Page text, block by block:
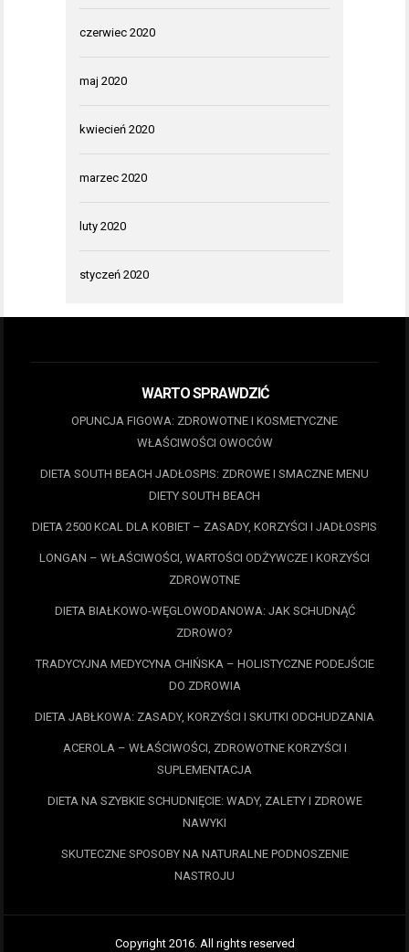
czerwiec 2020
maj 2020
kwiecień 2020
marzec 2020
luty 2020
styczeń 2020
WARTO SPRAWDZIĆ
OPUNCJA FIGOWA: ZDROWOTNE I KOSMETYCZNE
WŁAŚCIWOŚCI OWOCÓW
DIETA SOUTH BEACH JADŁOSPIS: ZDROWE I SMACZNE MENU
DIETY SOUTH BEACH
DIETA 2500 KCAL DLA KOBIET – ZASADY, KORZYŚCI I JADŁOSPIS
LONGAN – WŁAŚCIWOŚCI, WARTOŚCI ODŻYWCZE I KORZYŚCI
ZDROWOTNE
DIETA BIAŁKOWO-WĘGLOWODANOWA: JAK SCHUDNĄĆ
ZDROWO?
TRADYCYJNA MEDYCYNA CHIŃSKA – HOLISTYCZNE PODEJŚCIE
DO ZDROWIA
DIETA JABŁKOWA: ZASADY, KORZYŚCI I SKUTKI ODCHUDZANIA
ACEROLA – WŁAŚCIWOŚCI, ZDROWOTNE KORZYŚCI I
SUPLEMENTACJA
DIETA NA SZYBKIE SCHUDNIĘCIE: WADY, ZALETY I ZDROWE
NAWYKI
SKUTECZNE SPOSOBY NA NATURALNE PODNOSZENIE
NASTROJU
Copyright 2016. All rights reserved